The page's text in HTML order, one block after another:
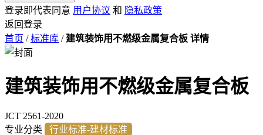
登录即代表同意 用户协议 和 隐私政策
返回登录
首页 / 标准库 / 建筑装饰用不燃级金属复合板 详情
建筑装饰用不燃级金属复合板
JCT 2561-2020
专业分类
行业标准-建材标准